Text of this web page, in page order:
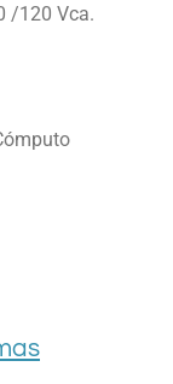
/120 Vca.